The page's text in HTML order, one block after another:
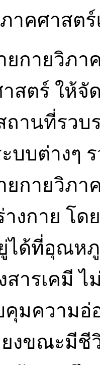
าคศาสต
ยกายวิภา
สตร์ ให้
ถานที่รว
บบต่างๆ
ยกายวิภา
งกาย โด
ได้ที่อุณห
ารเคมี ไ
มความอ่
งขณะมีชี